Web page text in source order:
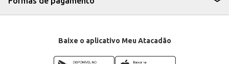
Baixe o aplicativo Meu Atacadão